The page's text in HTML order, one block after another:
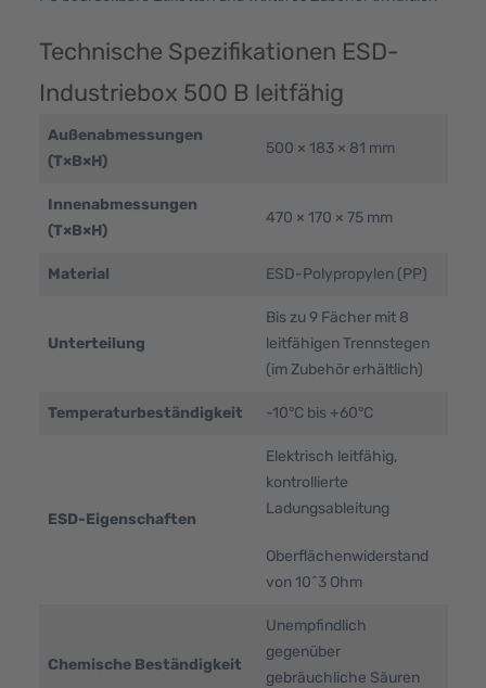
Technische Spezifikationen ESD-
Industriebox 500 B leitfähig
Außenabmessungen
(T×B×H)
500 × 183 × 81 mm
Innenabmessungen
(T×B×H)
470 × 170 × 75 mm
Material ESD-Polypropylen (PP)
Unterteilung
Bis zu 9 Fächer mit 8
leitfähigen Trennstegen
(im Zubehör erhältlich)
Temperaturbeständigkeit -10°C bis +60°C
ESD-Eigenschaften
Elektrisch leitfähig,
kontrollierte
Ladungsableitung
Oberflächenwiderstand
von 10^3 Ohm
Chemische Beständigkeit
Unempfindlich
gegenüber
gebräuchliche Säuren